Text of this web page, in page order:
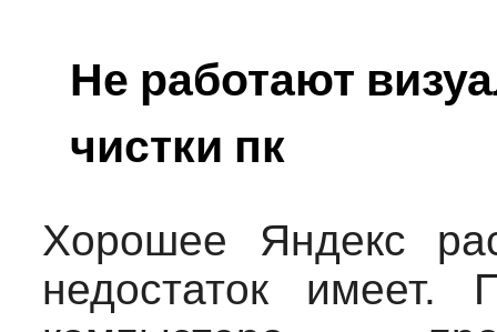
Не работают
чистки пк
Хорошее Яндекс
недостаток имеет.